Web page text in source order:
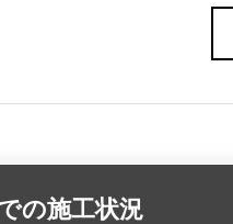
の施工状況